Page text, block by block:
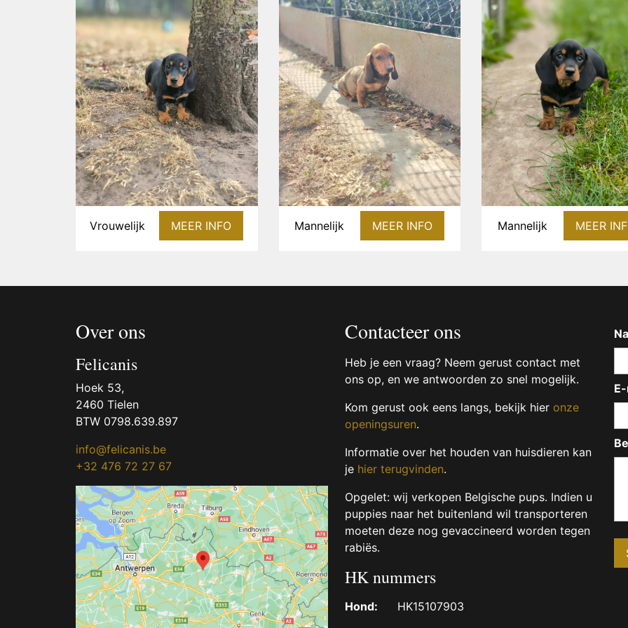
Vrouwelijk MEER INFO Mannelijk MEER INFO Mannelijk MEER
Over ons
Felicanis
Hoek 53,
2460 Tielen
BTW 0798.639.897
info@felicanis.be
+32 476 72 27 67
Contacteer ons
Heb je een vraag? Neem gerust contact met
ons op, en we antwoorden zo snel mogelijk.
Kom gerust ook eens langs, bekijk hier onze
openingsuren.
Informatie over het houden van huisdieren kan
je hier terugvinden.
Opgelet: wij verkopen Belgische pups. Indien u
puppies naar het buitenland wil transporteren
moeten deze nog gevaccineerd worden tegen
rabiës.
HK nummers
Hond: HK15107903